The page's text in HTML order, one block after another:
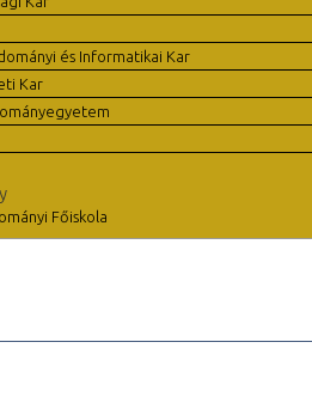
és Informatikai Kar
Kar
Főiskola